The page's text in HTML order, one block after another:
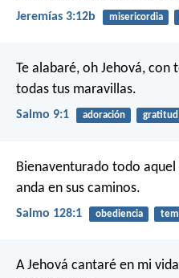
Jeremías 3:12b misericordia
Te alabaré, oh Jehová, con
todas tus maravillas.
Salmo 9:1 adoración gratitud
Bienaventurado todo
anda en sus caminos.
Salmo 128:1 obediencia
A Jehová cantaré en mi